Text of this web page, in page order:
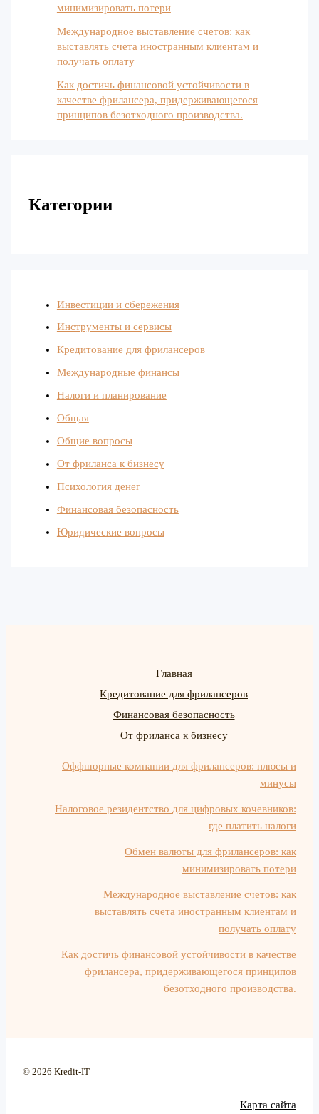
минимизировать потери
Международное выставление счетов: как
выставлять счета иностранным клиентам и
получать оплату
Как достичь финансовой устойчивости в
качестве фрилансера, придерживающегося
принципов безотходного производства.
Категории
Инвестиции и сбережения
Инструменты и сервисы
Кредитование для фрилансеров
Международные финансы
Налоги и планирование
Общая
Общие вопросы
От фриланса к бизнесу
Психология денег
Финансовая безопасность
Юридические вопросы
Главная
Кредитование для фрилансеров
Финансовая безопасность
От фриланса к бизнесу
Оффшорные компании для фрилансеров: плюсы и
минусы
Налоговое резидентство для цифровых кочевников:
где платить налоги
Обмен валюты для фрилансеров: как
минимизировать потери
Международное выставление счетов: как
выставлять счета иностранным клиентам и
получать оплату
Как достичь финансовой устойчивости в качестве
фрилансера, придерживающегося принципов
безотходного производства.
© 2026 Kredit-IT
Карта сайта